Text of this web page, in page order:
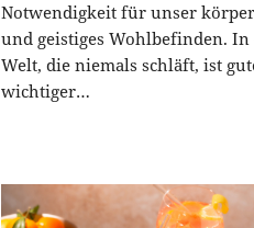
Notwendigkeit für unser
und geistiges Wohlbefinden.
Welt, die niemals schläft, ist
wichtiger…